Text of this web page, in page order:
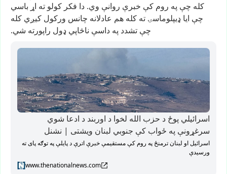
کله چې په روم کې خبرې روانې وي. دا فکر کولو ته اړ باسي
چې ایا ډیپلوماسۍته کله هم عادلانه چانس ورکول کیږي کله
چې تشدد په داسې ناڅاپي ډول راپورته شي.
اسرائیلي پوځ د حزب الله لخوا د اوربند د ادعا شوي
سرغړونې په ځواب کې جنوبي لبنان ویشتی | نشنل
اسرائیل او لبنان ترمنځ په روم کې مستقیمې خبرې اترې د پایلې په توګه پای ته
ورسیدې
www.thenationalnews.com